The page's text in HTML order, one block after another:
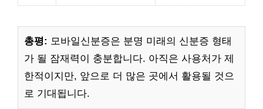
총평: 모바일신분증은 분명 미래의 신분증 형태
가 될 잠재력이 충분합니다. 아직은 사용처가 제
한적이지만, 앞으로 더 많은 곳에서 활용될 것으
로 기대됩니다.